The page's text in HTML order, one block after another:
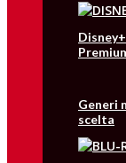
Generi
scelta